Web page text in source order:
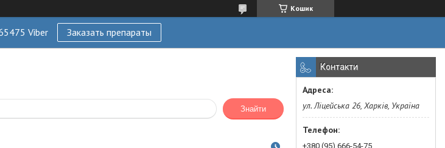
Кошик
Viber Заказать препараты
Знайти
Контакти
ул. Ліцейська 26, Харків, Україна
+380 (95) 666-54-75